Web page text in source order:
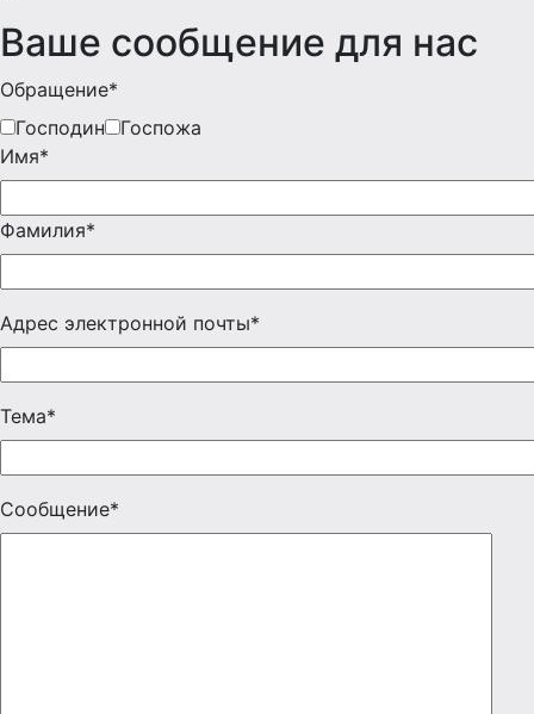
Ваше сообщение для нас
Обращение*
Господин
Госпожа
Имя*
Фамилия*
Адрес электронной почты*
Тема*
Сообщение*